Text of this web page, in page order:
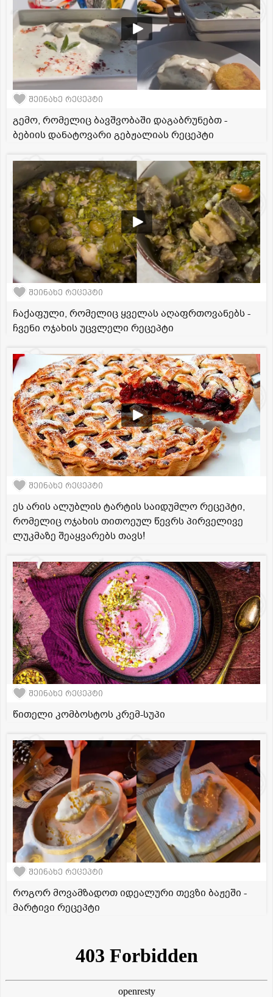
შეინახე რეცეპტი
გემო, რომელიც ბავშვობაში დაგაბრუნებთ -
ბებიის დანატოვარი გებჟალიას რეცეპტი
შეინახე რეცეპტი
ჩაქაფული, რომელიც ყველას აღაფრთოვანებს -
ჩვენი ოჯახის უცვლელი რეცეპტი
შეინახე რეცეპტი
ეს არის ალუბლის ტარტის საიდუმლო რეცეპტი,
რომელიც ოჯახის თითოეულ წევრს პირველივე
ლუკმაზე შეაყვარებს თავს!
შეინახე რეცეპტი
წითელი კომბოსტოს კრემ-სუპი
შეინახე რეცეპტი
როგორ მოვამზადოთ იდეალური თევზი ბაჟეში -
მარტივი რეცეპტი